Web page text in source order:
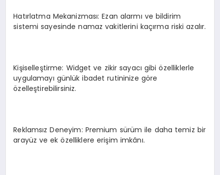
Hatırlatma Mekanizması: Ezan alarmı ve bildirim
sistemi sayesinde namaz vakitlerini kaçırma riski azalır.
Kişiselleştirme: Widget ve zikir sayacı gibi özelliklerle
uygulamayı günlük ibadet rutininize göre
özelleştirebilirsiniz.
Reklamsız Deneyim: Premium sürüm ile daha temiz bir
arayüz ve ek özelliklere erişim imkânı.